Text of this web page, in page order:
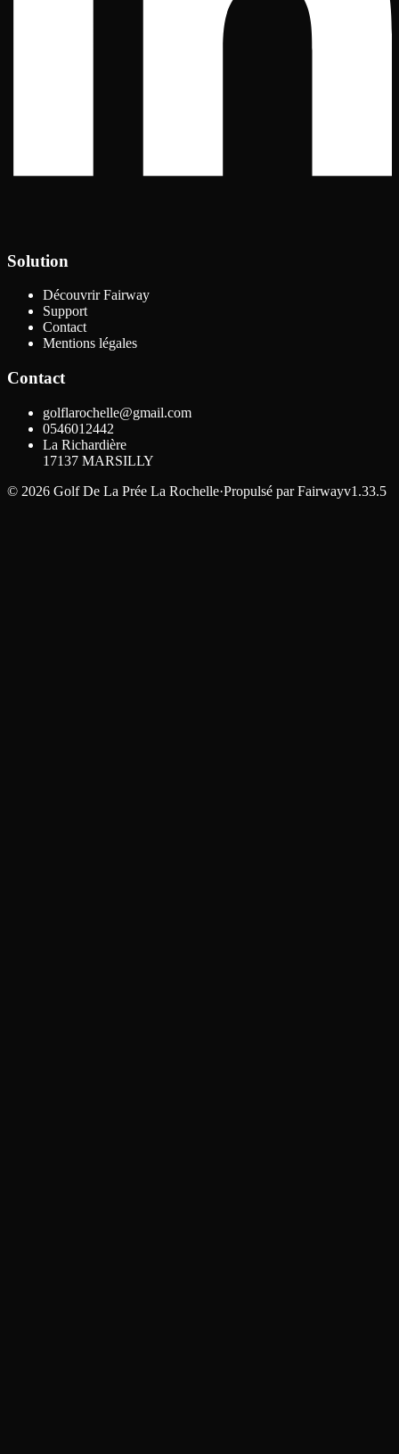
Solution
Découvrir Fairway
Support
Contact
Mentions légales
Contact
golflarochelle@gmail.com
0546012442
La Richardière
17137 MARSILLY
© 2026 Golf De La Prée La Rochelle·Propulsé par Fairwayv1.33.5